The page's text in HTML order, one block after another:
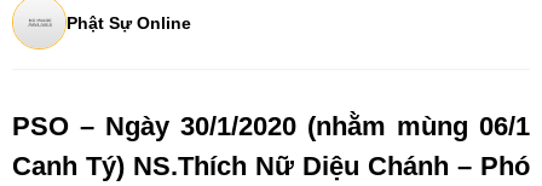
Phật Sự Online
PSO – Ngày 30/1/2020 (nhằm mùng 06/1
Canh Tý) NS.Thích Nữ Diệu Chánh – Phó